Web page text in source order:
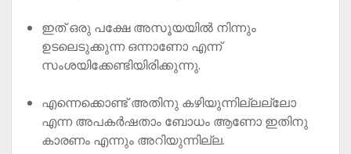
ഇത് ഒരു പക്ഷേ അസൂയയിൽ നിന്നും
ഉടലെടുക്കുന്ന ഒന്നാണോ എന്ന്
സംശയിക്കേണ്ടിയിരിക്കുന്നു.
എന്നെക്കൊണ്ട് അതിനു കഴിയുന്നില്ലല്ലോ
എന്ന അപകർഷതാം ബോധം ആണോ ഇതിനു
കാരണം എന്നും അറിയുന്നില്ല.